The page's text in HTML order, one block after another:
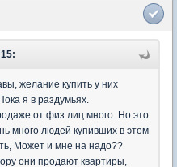
желание купить у них
я в раздумьях.
от физ лиц много. Но это
много людей купивших в этом
Может и мне на надо??
они продают квартиры,